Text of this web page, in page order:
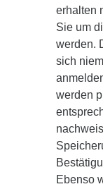
erhalten
Sie um
werden.
sich
werden
Ebenso